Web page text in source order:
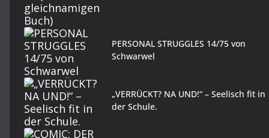
PERSONAL STRUGGLES 14/75 von
Schwarwel
„VERRÜCKT? NA UND!“ – Seelisch fit in
der Schule.